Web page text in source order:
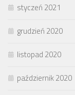
styczeń 2021
grudzień 2020
listopad 2020
październik 2020